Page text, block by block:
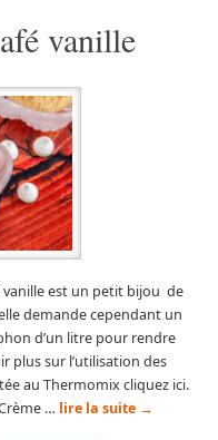
vanille
vanille est un petit bijou de
demande cependant un
d’un litre pour rendre
plus sur l’utilisation des
au Thermomix cliquez ici.
… lire la suite →